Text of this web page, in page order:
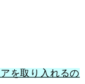
を取り入れるの